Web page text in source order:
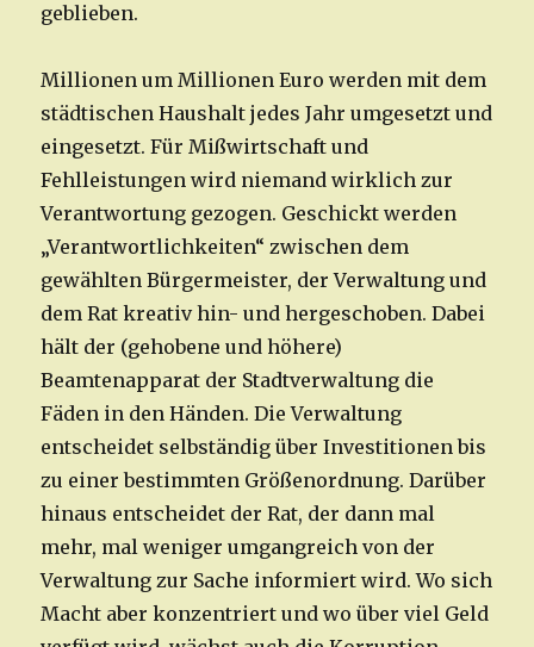
geblieben.
Millionen um Millionen Euro werden mit dem
städtischen Haushalt jedes Jahr umgesetzt und
eingesetzt. Für Mißwirtschaft und
Fehlleistungen wird niemand wirklich zur
Verantwortung gezogen. Geschickt werden
„Verantwortlichkeiten“ zwischen dem
gewählten Bürgermeister, der Verwaltung und
dem Rat kreativ hin- und hergeschoben. Dabei
hält der (gehobene und höhere)
Beamtenapparat der Stadtverwaltung die
Fäden in den Händen. Die Verwaltung
entscheidet selbständig über Investitionen bis
zu einer bestimmten Größenordnung. Darüber
hinaus entscheidet der Rat, der dann mal
mehr, mal weniger umgangreich von der
Verwaltung zur Sache informiert wird. Wo sich
Macht aber konzentriert und wo über viel Geld